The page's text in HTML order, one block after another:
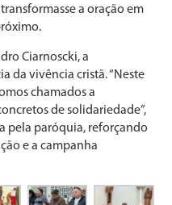
a oração em
Ciarnoscki, a
da vivência cristã. “Neste
chamados a
de solidariedade”,
pela paróquia, reforçando
e a campanha